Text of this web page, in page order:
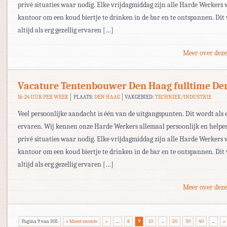
privé situaties waar nodig. Elke vrijdagmiddag zijn alle Harde Werkers
kantoor om een koud biertje te drinken in de bar en te ontspannen.
altijd als erg gezellig ervaren […]
Meer over
Vacature Tentenbouwer Den Haag fulltime
16-24 UUR PER WEEK PLAATS: DEN HAAG VAKGEBIED:TECHNIEK/INDUSTRIE
Veel persoonlijke aandacht is één van de uitgangspunten. Dit wordt als
ervaren. Wij kennen onze Harde Werkers allemaal persoonlijk en
privé situaties waar nodig. Elke vrijdagmiddag zijn alle Harde Werkers
kantoor om een koud biertje te drinken in de bar en te ontspannen.
altijd als erg gezellig ervaren […]
Meer over
Pagina 9 van 305 « Meest recente « ... 8 9 10 ... 20 30 40 ... »